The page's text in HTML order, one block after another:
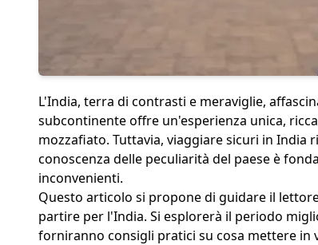
L'India, terra di contrasti e meraviglie,
subcontinente offre un'esperienza unica,
mozzafiato. Tuttavia, viaggiare sicuri in India
conoscenza delle peculiarità del paese è
inconvenienti.
Questo articolo si propone di guidare il
partire per l'India. Si esplorerà il periodo
forniranno consigli pratici su cosa mettere in